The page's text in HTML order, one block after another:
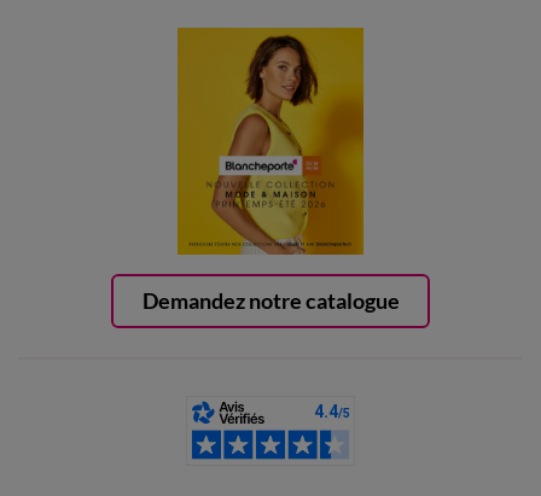
Demandez notre catalogue